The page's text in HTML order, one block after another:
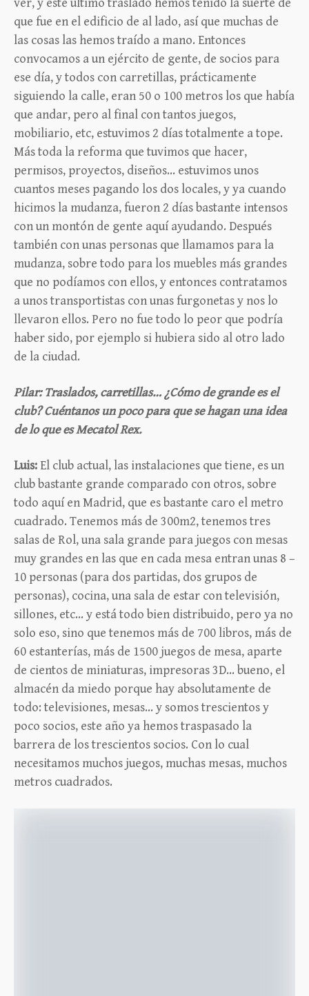
ver, y este último traslado hemos tenido la suerte de
que fue en el edificio de al lado, así que muchas de
las cosas las hemos traído a mano. Entonces
convocamos a un ejército de gente, de socios para
ese día, y todos con carretillas, prácticamente
siguiendo la calle, eran 50 o 100 metros los que había
que andar, pero al final con tantos juegos,
mobiliario, etc, estuvimos 2 días totalmente a tope.
Más toda la reforma que tuvimos que hacer,
permisos, proyectos, diseños… estuvimos unos
cuantos meses pagando los dos locales, y ya cuando
hicimos la mudanza, fueron 2 días bastante intensos
con un montón de gente aquí ayudando. Después
también con unas personas que llamamos para la
mudanza, sobre todo para los muebles más grandes
que no podíamos con ellos, y entonces contratamos
a unos transportistas con unas furgonetas y nos lo
llevaron ellos. Pero no fue todo lo peor que podría
haber sido, por ejemplo si hubiera sido al otro lado
de la ciudad.
Pilar: Traslados, carretillas… ¿Cómo de grande es el
club? Cuéntanos un poco para que se hagan una idea
de lo que es Mecatol Rex.
Luis: El club actual, las instalaciones que tiene, es un
club bastante grande comparado con otros, sobre
todo aquí en Madrid, que es bastante caro el metro
cuadrado. Tenemos más de 300m2, tenemos tres
salas de Rol, una sala grande para juegos con mesas
muy grandes en las que en cada mesa entran unas 8 –
10 personas (para dos partidas, dos grupos de
personas), cocina, una sala de estar con televisión,
sillones, etc… y está todo bien distribuido, pero ya no
solo eso, sino que tenemos más de 700 libros, más de
60 estanterías, más de 1500 juegos de mesa, aparte
de cientos de miniaturas, impresoras 3D… bueno, el
almacén da miedo porque hay absolutamente de
todo: televisiones, mesas… y somos trescientos y
poco socios, este año ya hemos traspasado la
barrera de los trescientos socios. Con lo cual
necesitamos muchos juegos, muchas mesas, muchos
metros cuadrados.